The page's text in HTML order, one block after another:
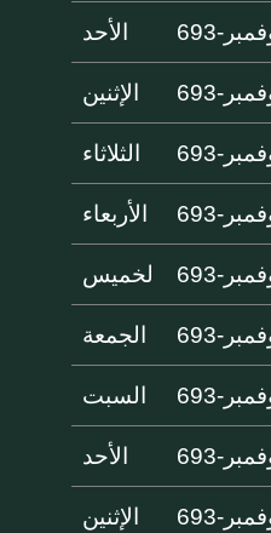
الأحد
الإثنين
الثلاثاء
الأربعاء
لخميس
الجمعة
السبت
الأحد
الإثنين